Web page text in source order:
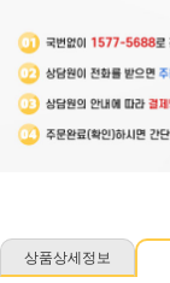
상품상세정보